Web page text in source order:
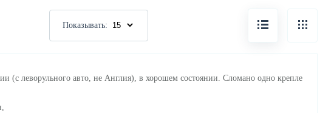
Показывать:
(с леворульного авто, не Англия), в хорошем состоянии. Сломано одно крепле